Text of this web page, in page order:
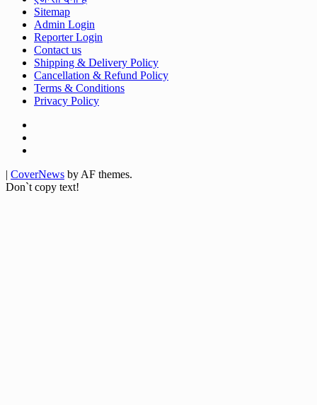
Sitemap
Admin Login
Reporter Login
Contact us
Shipping & Delivery Policy
Cancellation & Refund Policy
Terms & Conditions
Privacy Policy
| CoverNews by AF themes.
Don`t copy text!